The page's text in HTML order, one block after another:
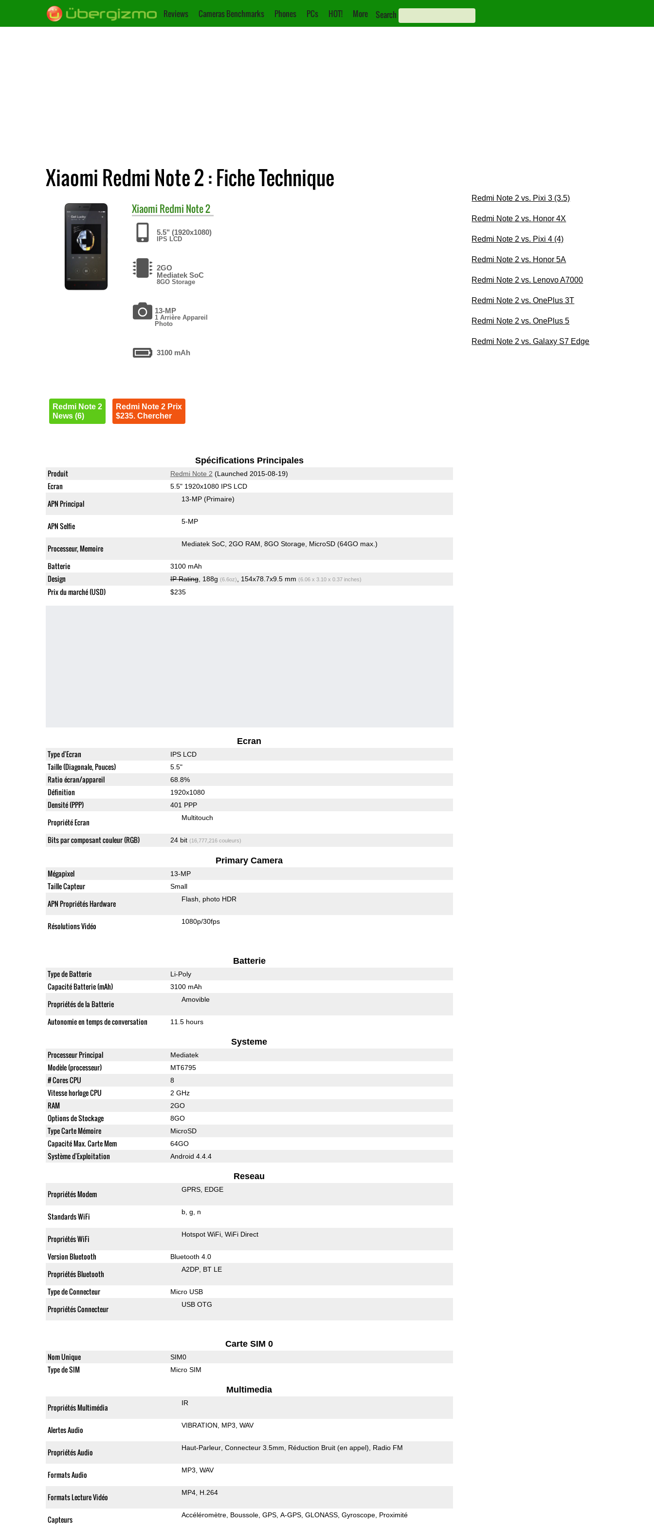
Reviews Cameras Benchmarks Phones PCs HOT! More Search
Xiaomi Redmi Note 2 : Fiche Technique
Xiaomi Redmi Note 2
5.5" (1920x1080)
IPS LCD
2GO
Mediatek SoC
8GO Storage
13-MP
1 Arrière Appareil
Photo
3100 mAh
Redmi Note 2
News (6)
Redmi Note 2 Prix
$235. Chercher
Spécifications Principales
Produit Redmi Note 2 (Launched 2015-08-19)
Ecran 5.5" 1920x1080 IPS LCD
APN Principal 13-MP (Primaire)
APN Selfie 5-MP
Processeur, Memoire Mediatek SoC 2GO RAM 8GO Storage MicroSD (64GO max.)
Batterie 3100 mAh
Design IP Rating, 188g (6.6oz) , 154x78.7x9.5 mm (6.06 x 3.10 x 0.37 inches)
Prix du marché (USD) $235
Ecran
Type d'Ecran IPS LCD
Taille (Diagonale, Pouces) 5.5"
Ratio écran/appareil 68.8%
Définition 1920x1080
Densité (PPP) 401 PPP
Propriété Ecran Multitouch
Bits par composant couleur (RGB) 24 bit (16,777,216 couleurs)
Primary Camera
Mégapixel 13-MP
Taille Capteur Small
APN Propriétés Hardware Flash photo HDR
Résolutions Vidéo 1080p/30fps
Batterie
Type de Batterie Li-Poly
Capacité Batterie (mAh) 3100 mAh
Propriétés de la Batterie Amovible
Autonomie en temps de conversation 11.5 hours
Systeme
Processeur Principal Mediatek
Modèle (processeur) MT6795
# Cores CPU 8
Vitesse horloge CPU 2 GHz
RAM 2GO
Options de Stockage 8GO
Type Carte Mémoire MicroSD
Capacité Max. Carte Mem 64GO
Système d'Exploitation Android 4.4.4
Reseau
Propriétés Modem GPRS EDGE
Standards WiFi b g n
Propriétés WiFi Hotspot WiFi WiFi Direct
Version Bluetooth Bluetooth 4.0
Propriétés Bluetooth A2DP BT LE
Type de Connecteur Micro USB
Propriétés Connecteur USB OTG
Carte SIM 0
Nom Unique SIM0
Type de SIM Micro SIM
Multimedia
Propriétés Multimédia IR
Alertes Audio VIBRATION MP3 WAV
Propriétés Audio Haut-Parleur Connecteur 3.5mm Réduction Bruit (en appel) Radio FM
Formats Audio MP3 WAV
Formats Lecture Vidéo MP4 H.264
Capteurs Accéléromètre Boussole GPS A-GPS GLONASS Gyroscope Proximité
Redmi Note 2 vs. Pixi 3 (3.5)
Redmi Note 2 vs. Honor 4X
Redmi Note 2 vs. Pixi 4 (4)
Redmi Note 2 vs. Honor 5A
Redmi Note 2 vs. Lenovo A7000
Redmi Note 2 vs. OnePlus 3T
Redmi Note 2 vs. OnePlus 5
Redmi Note 2 vs. Galaxy S7 Edge